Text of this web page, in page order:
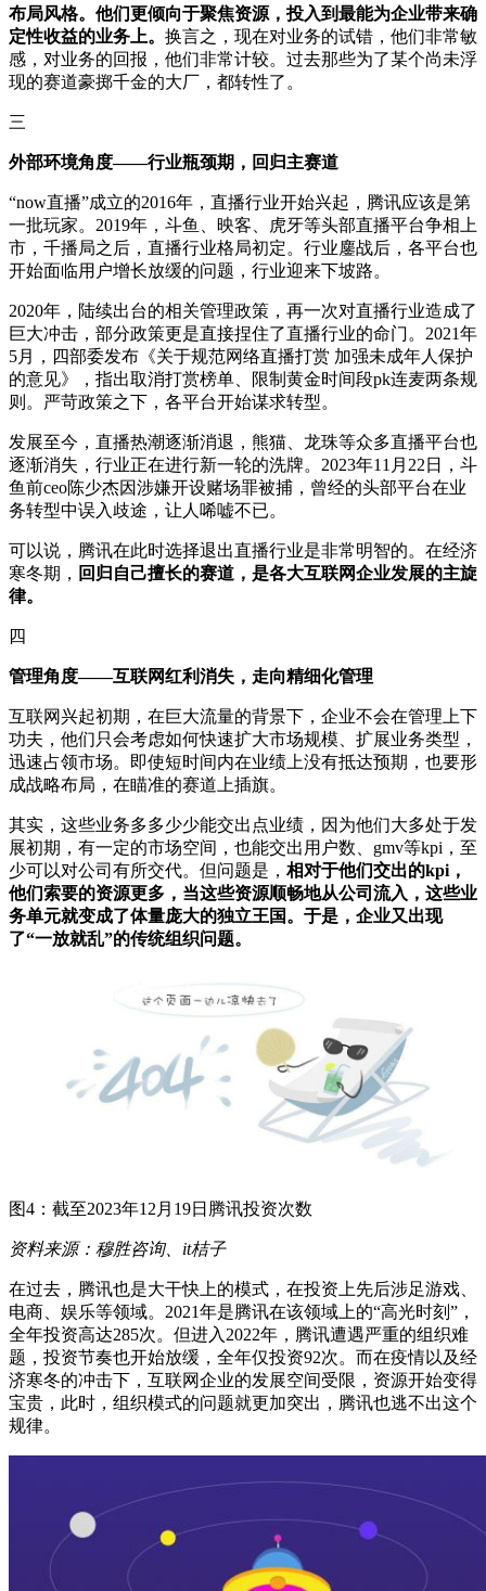
布局风格。他们更倾向于聚焦资源，投入到最能为企业带来确
定性收益的业务上。 换言之，现在对业务的试错，他们非常敏
感，对业务的回报，他们非常计较。过去那些为了某个尚未浮
现的赛道豪掷千金的大厂，都转性了。
三
外部环境角度——行业瓶颈期，回归主赛道
“now直播”成立的2016年，直播行业开始兴起，腾讯应该是第
一批玩家。2019年，斗鱼、映客、虎牙等头部直播平台争相上
市，千播局之后，直播行业格局初定。行业鏖战后，各平台也
开始面临用户增长放缓的问题，行业迎来下坡路。
2020年，陆续出台的相关管理政策，再一次对直播行业造成了
巨大冲击，部分政策更是直接捏住了直播行业的命门。2021年
5月，四部委发布《关于规范网络直播打赏 加强未成年人保护
的意见》，指出取消打赏榜单、限制黄金时间段pk连麦两条规
则。严苛政策之下，各平台开始谋求转型。
发展至今，直播热潮逐渐消退，熊猫、龙珠等众多直播平台也
逐渐消失，行业正在进行新一轮的洗牌。2023年11月22日，斗
鱼前ceo陈少杰因涉嫌开设赌场罪被捕，曾经的头部平台在业
务转型中误入歧途，让人唏嘘不已。
可以说，腾讯在此时选择退出直播行业是非常明智的。在经济
寒冬期， 回归自己擅长的赛道，是各大互联网企业发展的主旋
律。
四
管理角度——互联网红利消失，走向精细化管理
互联网兴起初期，在巨大流量的背景下，企业不会在管理上下
功夫，他们只会考虑如何快速扩大市场规模、扩展业务类型，
迅速占领市场。即使短时间内在业绩上没有抵达预期，也要形
成战略布局，在瞄准的赛道上插旗。
其实，这些业务多多少少能交出点业绩，因为他们大多处于发
展初期，有一定的市场空间，也能交出用户数、gmv等kpi，至
少可以对公司有所交代。但问题是， 相对于他们交出的kpi，
他们索要的资源更多，当这些资源顺畅地从公司流入，这些业
务单元就变成了体量庞大的独立王国。于是，企业又出现
了“一放就乱”的传统组织问题。
图4：截至2023年12月19日腾讯投资次数
资料来源：穆胜咨询、it桔子
在过去，腾讯也是大干快上的模式，在投资上先后涉足游戏、
电商、娱乐等领域。2021年是腾讯在该领域上的“高光时刻”，
全年投资高达285次。但进入2022年，腾讯遭遇严重的组织难
题，投资节奏也开始放缓，全年仅投资92次。而在疫情以及经
济寒冬的冲击下，互联网企业的发展空间受限，资源开始变得
宝贵，此时，组织模式的问题就更加突出，腾讯也逃不出这个
规律。